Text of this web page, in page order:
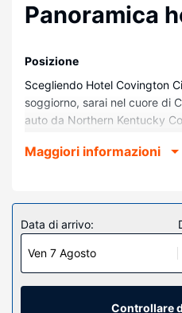
Panoramica
Posizione
Scegliendo Hotel Covington
soggiorno, sarai nel cuore di
auto da Northern Kentucky
Stadium e 3 km da Heritage
Soggiorna in una delle 114
complete di TV a schermo
consente di restare in
con canali via cavo è l'ideale
svago. Il bagno in camera
di cortesia firmati e
cassaforte (adatta a
Maggiori informazioni
Data di arrivo:
Ven 7 Agosto
Controllare